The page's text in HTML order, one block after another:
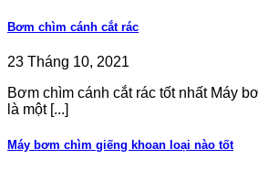
Bơm chìm cánh cắt rác
23 Tháng 10, 2021
Bơm chìm cánh cắt rác tốt nhất Máy
là một [...]
Máy bơm chìm giếng khoan loại nào tốt